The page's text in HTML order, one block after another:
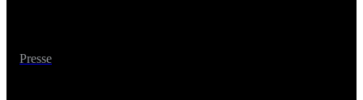
Presse